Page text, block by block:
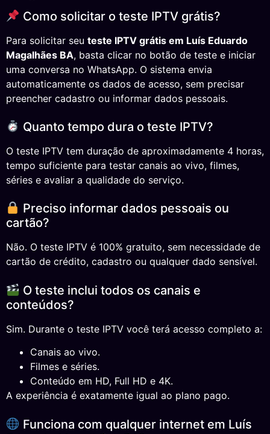
Como solicitar o teste IPTV grátis?
Para solicitar seu teste IPTV grátis em Luís Eduardo
Magalhães BA, basta clicar no botão de teste e iniciar
uma conversa no WhatsApp. O sistema envia
automaticamente os dados de acesso, sem precisar
preencher cadastro ou informar dados pessoais.
Quanto tempo dura o teste IPTV?
O teste IPTV tem duração de aproximadamente 4 horas,
tempo suficiente para testar canais ao vivo, filmes,
séries e avaliar a qualidade do serviço.
Preciso informar dados pessoais ou
cartão?
Não. O teste IPTV é 100% gratuito, sem necessidade de
cartão de crédito, cadastro ou qualquer dado sensível.
O teste inclui todos os canais e
conteúdos?
Sim. Durante o teste IPTV você terá acesso completo a:
Canais ao vivo.
Filmes e séries.
Conteúdo em HD, Full HD e 4K.
A experiência é exatamente igual ao plano pago.
Funciona com qualquer internet em Luís